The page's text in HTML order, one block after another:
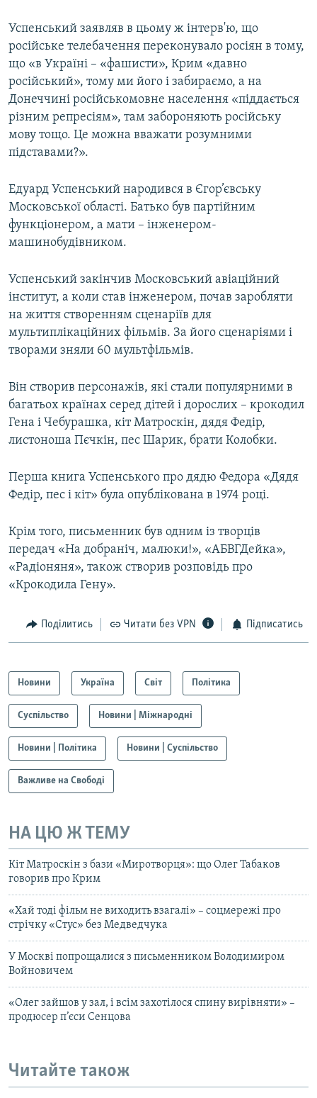
Успенський заявляв в цьому ж інтерв'ю, що
російське телебачення переконувало росіян в тому,
що «в Україні – «фашисти», Крим «давно
російський», тому ми його і забираємо, а на
Донеччині російськомовне населення «піддається
різним репресіям», там забороняють російську
мову тощо. Це можна вважати розумними
підставами?».
Едуард Успенський народився в Єгор’євську
Московської області. Батько був партійним
функціонером, а мати – інженером-
машинобудівником.
Успенський закінчив Московський авіаційний
інститут, а коли став інженером, почав заробляти
на життя створенням сценаріїв для
мультиплікаційних фільмів. За його сценаріями і
творами зняли 60 мультфільмів.
Він створив персонажів, які стали популярними в
багатьох країнах серед дітей і дорослих – крокодил
Гена і Чебурашка, кіт Матроскін, дядя Федір,
листоноша Пєчкін, пес Шарик, брати Колобки.
Перша книга Успенського про дядю Федора «Дядя
Федір, пес і кіт» була опублікована в 1974 році.
Крім того, письменник був одним із творців
передач «На добраніч, малюки!», «АБВГДейка»,
«Радіоняня», також створив розповідь про
«Крокодила Гену».
Поділитись Читати без VPN Підписатись
Новини Україна Світ Політика
Суспільство Новини | Міжнародні
Новини | Політика Новини | Суспільство
Важливе на Свободі
НА ЦЮ Ж ТЕМУ
Кіт Матроскін з бази «Миротворця»: що Олег Табаков
говорив про Крим
«Хай тоді фільм не виходить взагалі» – соцмережі про
стрічку «Стус» без Медведчука
У Москві попрощалися з письменником Володимиром
Войновичем
«Олег зайшов у зал, і всім захотілося спину вирівняти» –
продюсер п’єси Сенцова
Читайте також